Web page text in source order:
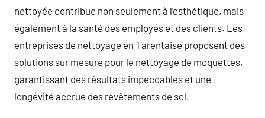
nettoyée contribue non seulement à l’esthétique, mais
également à la santé des employés et des clients. Les
entreprises de nettoyage en Tarentaise proposent des
solutions sur mesure pour le nettoyage de moquettes,
garantissant des résultats impeccables et une
longévité accrue des revêtements de sol.